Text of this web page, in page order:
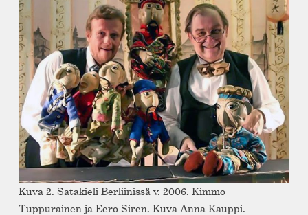
Kuva 2. Satakieli Berliinissä v. 2006. Kimmo
Tuppurainen ja Eero Siren. Kuva Anna Kauppi.